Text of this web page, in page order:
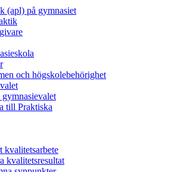
(apl) på gymnasiet
och högskolebehörighet
till Praktiska
kvalitetsarbete
kvalitetsresultat